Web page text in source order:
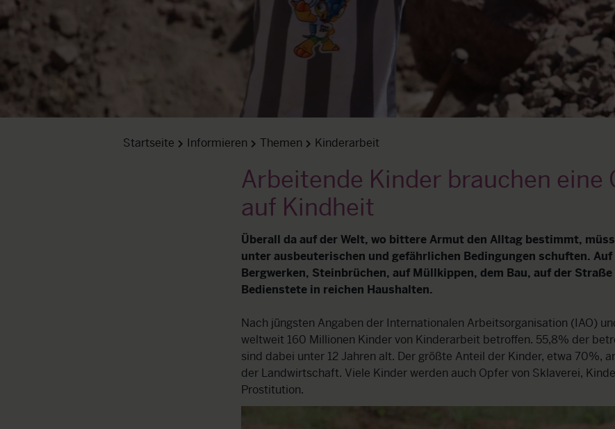
Startseite Informieren Themen Kinderarbeit
Arbeitende Kinder brauchen eine
auf Kindheit
Überall da auf der Welt, wo bittere Armut den Alltag bestimmt,
unter ausbeuterischen und gefährlichen Bedingungen schuften.
Bergwerken, Steinbrüchen, auf Müllkippen, dem Bau, auf der Straße
Bedienstete in reichen Haushalten.
Nach jüngsten Angaben der Internationalen Arbeitsorganisation (IAO)
weltweit 160 Millionen Kinder von Kinderarbeit betroffen. 55,8% der
sind dabei unter 12 Jahren alt. Der größte Anteil der Kinder, etwa 70%,
der Landwirtschaft. Viele Kinder werden auch Opfer von Sklaverei,
Prostitution.